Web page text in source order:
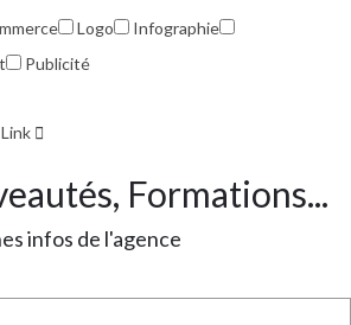
Logo
Infographie
Publicité
Link
Formations...
infos de l'agence